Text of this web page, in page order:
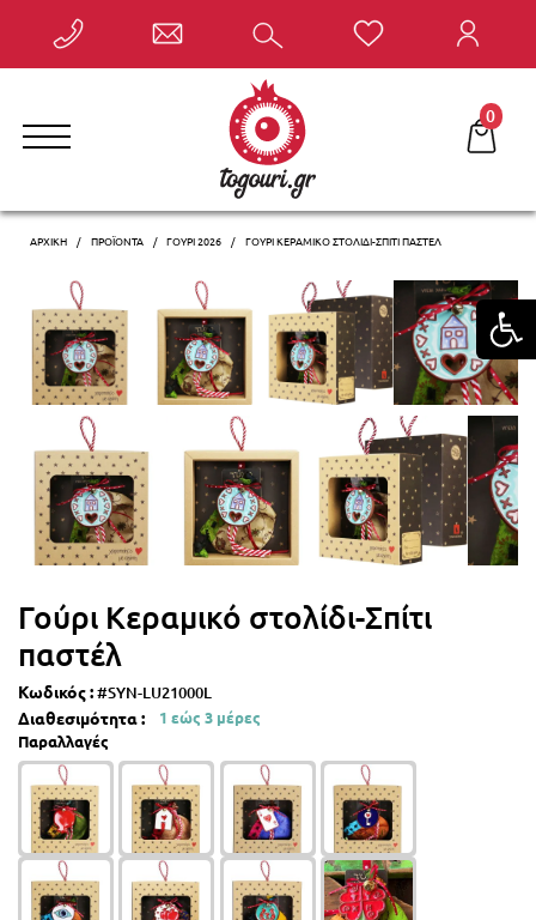
γουριών, αυτόματα στο καλάθι σας!
0
ΑΡΧΙΚΗ ΠΡΟΪΌΝΤΑ ΓΟΎΡΙ 2026 ΓΟΎΡΙ ΚΕΡΑΜΙΚΌ ΣΤΟΛΊΔΙ-ΣΠΊΤΙ ΠΑΣΤΈΛ
Γούρι Κεραμικό στολίδι-Σπίτι
παστέλ
Κωδικός :#SYN-LU21000L
Διαθεσιμότητα :
1 εώς 3 μέρες
Παραλλαγές